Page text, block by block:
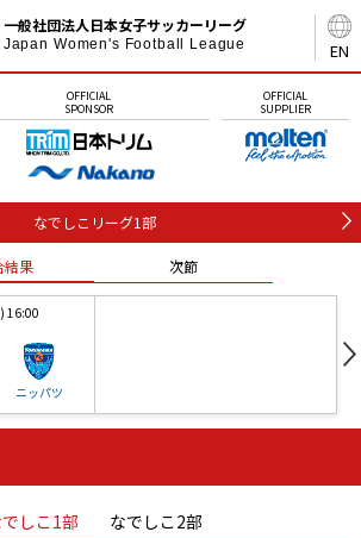
EN
一般社団法人日本女子サッカーリーグ
Japan Women's Football League
OFFICIAL
SPONSOR
OFFICIAL
SUPPLIER
なでしこリーグ1部
結果 次節
16:00
ニッパツ
石人の星
しこ1部 なでしこ2部